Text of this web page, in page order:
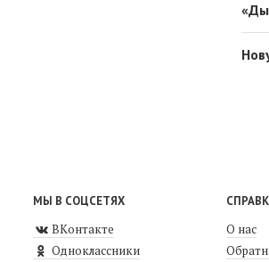
МЫ В СОЦСЕТЯХ
ВКонтакте
Одноклассники
О нас